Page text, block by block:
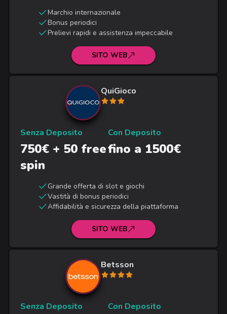
Marchio internazionale
Bonus periodici
Prelievi rapidi e assistenza impeccabile
SITO WEB
QuiGioco
Senza Deposito
750€ + 50 free
spin
Con Deposito
fino a 1500€
Grande offerta di slot e giochi
Vastità di bonus periodici
Affidabilità e sicurezza della piattaforma
SITO WEB
Betsson
Senza Deposito Con Deposito